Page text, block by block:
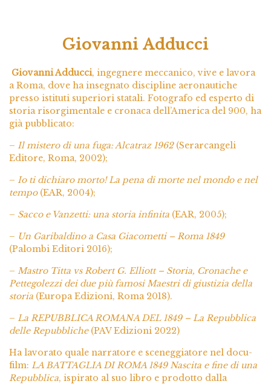
Giovanni Adducci
Giovanni Adducci, ingegnere meccanico, vive e lavora
a Roma, dove ha insegnato discipline aeronautiche
presso istituti superiori statali. Fotografo ed esperto di
storia risorgimentale e cronaca dell’America del 900, ha
già pubblicato:
– Il mistero di una fuga: Alcatraz 1962(Serarcangeli
Editore, Roma, 2002);
– Io ti dichiaro morto! La pena di morte nel mondo e nel
tempo (EAR, 2004);
– Sacco e Vanzetti: una storia infinita (EAR, 2005);
– Un Garibaldino a Casa Giacometti – Roma 1849
(Palombi Editori 2016);
– Mastro Titta vs Robert G. Elliott – Storia, Cronache e
Pettegolezzi dei due più famosi Maestri di giustizia della
storia (Europa Edizioni, Roma 2018).
– La REPUBBLICA ROMANA DEL 1849 – La Repubblica
delle Repubbliche (PAV Edizioni 2022)
Ha lavorato quale narratore e sceneggiatore nel docu-
film: LA BATTAGLIA DI ROMA 1849 Nascita e fine di una
Repubblica, ispirato al suo libro e prodotto dalla